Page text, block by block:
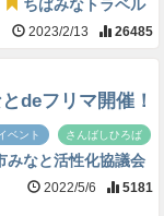
ちばみなトラベル
2023/2/13 26485
deフリマ開催！
ベント さんばしひろば
みなと活性化協議会
2022/5/6 5181